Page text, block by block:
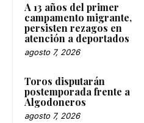
A 13 años del primer
campamento migrante,
persisten rezagos en
atención a deportados
agosto 7, 2026
Toros disputarán
postemporada frente a
Algodoneros
agosto 7, 2026